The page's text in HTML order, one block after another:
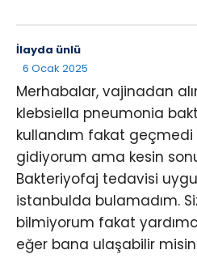
İlayda ünlü
6 Ocak 2025
Merhabalar, vajinadan
klebsiella pneumonia
kullandım fakat geçmedi
gidiyorum ama kesin
Bakteriyofaj tedavisi
istanbulda bulamadım.
bilmiyorum fakat
eğer bana ulaşabilir